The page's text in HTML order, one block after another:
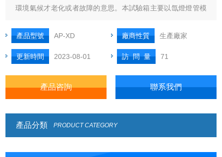
環境氣候才老化或者故障的意思。本試驗箱主要以氙燈燈管模
中太陽光是導致產品老化的最大因素，而氙燈就是模擬全陽光
光譜的光波來再現不同環境下存在的破壞性光波，可以為科
研、產品質量控制和開發提供相應的
產品型號 AP-XD 廠商性質 生產廠家
更新時間 2023-08-01 訪 問 量 71
產品咨詢 聯系我們
產品分類 PRODUCT CATEGORY